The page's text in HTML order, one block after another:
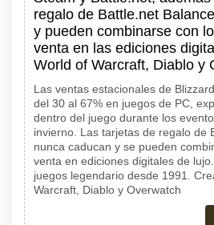
regalo de Battle.net
y pueden combinarse con
venta en las ediciones
World of Warcraft, Diablo y
Las ventas estacionales de
del 30 al 67% en juegos de PC,
dentro del juego durante los
invierno. Las tarjetas de regalo de
nunca caducan y se pueden
venta en ediciones digitales de
juegos legendario desde 1991.
Warcraft, Diablo y Overwatch